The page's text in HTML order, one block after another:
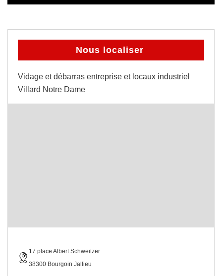
Nous localiser
Vidage et débarras entreprise et locaux industriel
Villard Notre Dame
17 place Albert Schweitzer
38300 Bourgoin Jallieu